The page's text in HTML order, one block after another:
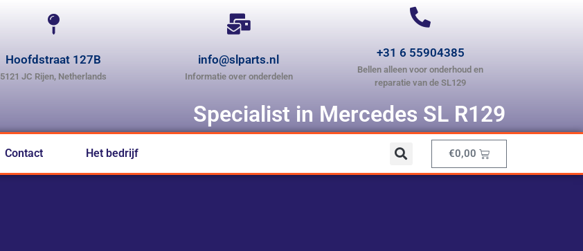
Hoofdstraat 127B
5121 JC Rijen, Netherlands
info@slparts.nl
Informatie over onderdelen
+31 6 55904385
Bellen alleen voor onderhoud en
reparatie van de SL129
Specialist in Mercedes SL R129
Contact Het bedrijf €0,00